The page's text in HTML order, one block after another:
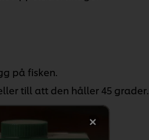
på fisken.
till att den håller 45 grader.